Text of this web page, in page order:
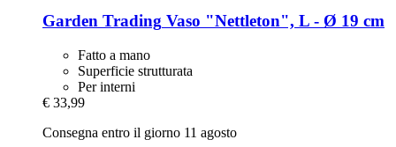
Garden Trading Vaso "Nettleton", L -​ Ø 19 cm
Fatto a mano
Superficie strutturata
Per interni
€ 33,99
Consegna entro il giorno 11 agosto